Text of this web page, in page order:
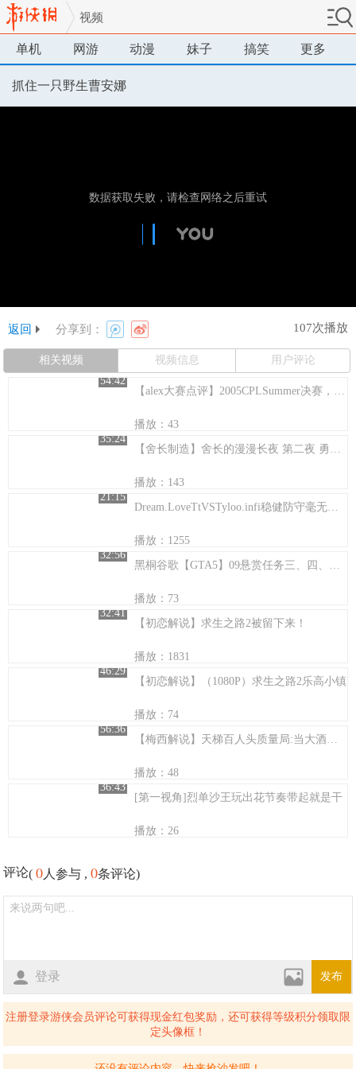
视频
单机 网游 动漫 妹子 搞笑 更多
抓住一只野生曹安娜
返回 分享到： 107次播放
相关视频 视频信息
用户评论
54:42
【alex大赛点评】2005CPLSummer决赛，shaGuar带领EG挑战霸主SK
播放：43
35:24
【舍长制造】舍长的漫漫长夜 第二夜 勇者斗恶狼
播放：143
21:15
Dream.LoveTtVSTyloo.infi稳健防守毫无破绽少帮主解说
播放：1255
32:56
黑桐谷歌【GTA5】09悬赏任务三、四、重修旧好
播放：73
32:41
【初恋解说】求生之路2被留下来！
播放：1831
46:29
【初恋解说】（1080P）求生之路2乐高小镇
播放：74
56:36
【梅西解说】天梯百人头质量局:当大酒神A帐VS遇见25杀虚空
播放：48
36:43
[第一视角]烈单沙王玩出花节奏带起就是干
播放：26
评论(0 人参与 ,0条评论)
登录 发布
注册登录游侠会员评论可获得现金红包奖励，还可获得等级积分领取限
定头像框！